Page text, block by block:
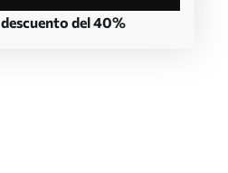
descuento del 40%